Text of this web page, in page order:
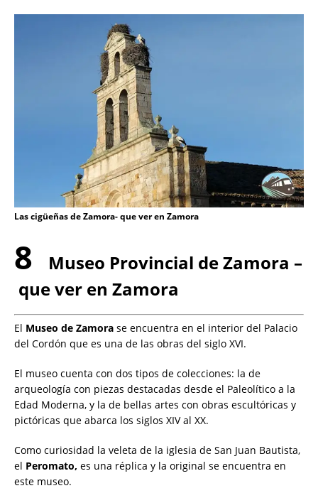
Las cigüeñas de Zamora- que ver en Zamora
8
Museo Provincial de Zamora –
que ver en Zamora
El Museo de Zamora se encuentra en el interior del Palacio
del Cordón que es una de las obras del siglo XVI.
El museo cuenta con dos tipos de colecciones: la de
arqueología con piezas destacadas desde el Paleolítico a la
Edad Moderna, y la de bellas artes con obras escultóricas y
pictóricas que abarca los siglos XIV al XX.
Como curiosidad la veleta de la iglesia de San Juan Bautista,
el Peromato, es una réplica y la original se encuentra en
este museo.